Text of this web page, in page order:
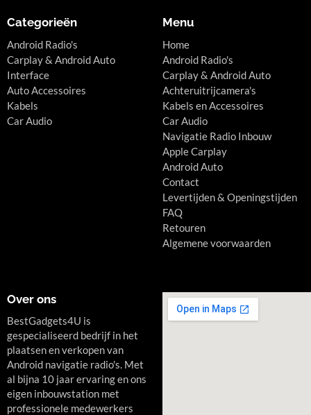
Categorieën
Android Radio's
Carplay & Android Auto
Interface
Auto Accessoires
Kabels
Car Audio
Menu
Home
Android Radio's
Carplay & Android Auto
Achteruitrijcamera's
Kabels en Accessoires
Car Audio
Navigatie Radio Inbouw
Apple Carplay
Android Auto
Contact
Levertijden & Openingstijden
FAQ
Retouren
Algemene voorwaarden
Over ons
BestGadgets4U is
gespecialiseerd bedrijf in het
plaatsen en verkopen van
Android navigatie radio's. Met
al bijna 10 jaar ervaring en ons
eigen inbouwstation met
professionele medewerkers